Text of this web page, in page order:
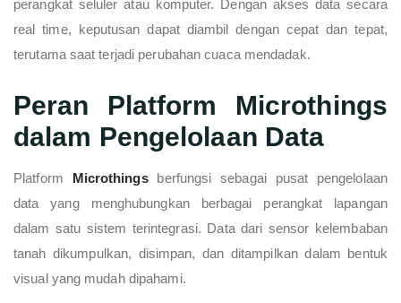
perangkat seluler atau komputer. Dengan akses data secara
real time, keputusan dapat diambil dengan cepat dan tepat,
terutama saat terjadi perubahan cuaca mendadak.
Peran Platform Microthings
dalam Pengelolaan Data
Platform Microthingsberfungsi sebagai pusat pengelolaan
data yang menghubungkan berbagai perangkat lapangan
dalam satu sistem terintegrasi. Data dari sensor kelembaban
tanah dikumpulkan, disimpan, dan ditampilkan dalam bentuk
visual yang mudah dipahami.